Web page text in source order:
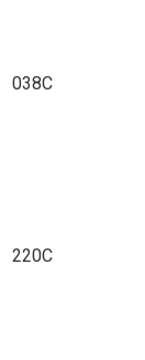
038С
220С